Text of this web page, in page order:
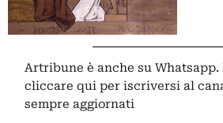
Artribune è anche su
cliccare qui per iscriversi al
sempre aggiornati